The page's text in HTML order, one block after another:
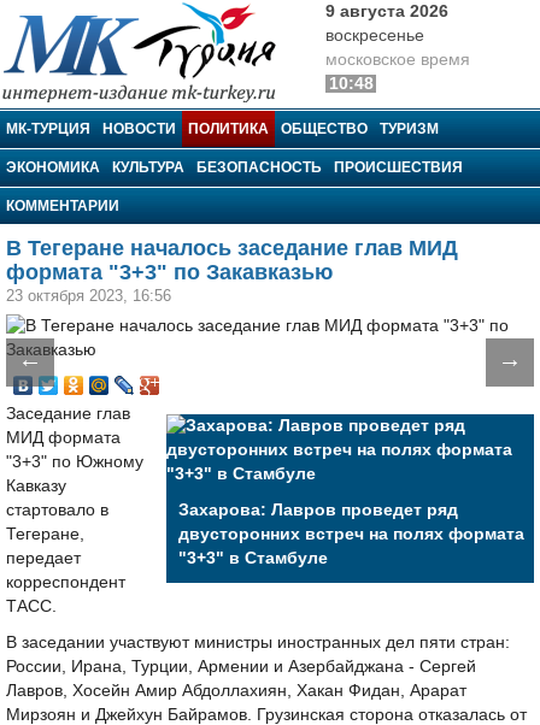
МК-Турция
9 августа 2026
воскресенье
московское время
10:48
МК-ТУРЦИЯ НОВОСТИ ПОЛИТИКА ОБЩЕСТВО ТУРИЗМ
ЭКОНОМИКА КУЛЬТУРА БЕЗОПАСНОСТЬ ПРОИСШЕСТВИЯ
КОММЕНТАРИИ
В Тегеране началось заседание глав МИД
формата "3+3" по Закавказью
23 октября 2023, 16:56
← →
Захарова: Лавров проведет ряд
двусторонних встреч на полях формата
"3+3" в Стамбуле
Заседание глав
МИД формата
"3+3" по Южному
Кавказу
стартовало в
Тегеране,
передает
корреспондент
ТАСС.
В заседании участвуют министры иностранных дел пяти стран:
России, Ирана, Турции, Армении и Азербайджана - Сергей
Лавров, Хосейн Амир Абдоллахиян, Хакан Фидан, Арарат
Мирзоян и Джейхун Байрамов. Грузинская сторона отказалась от